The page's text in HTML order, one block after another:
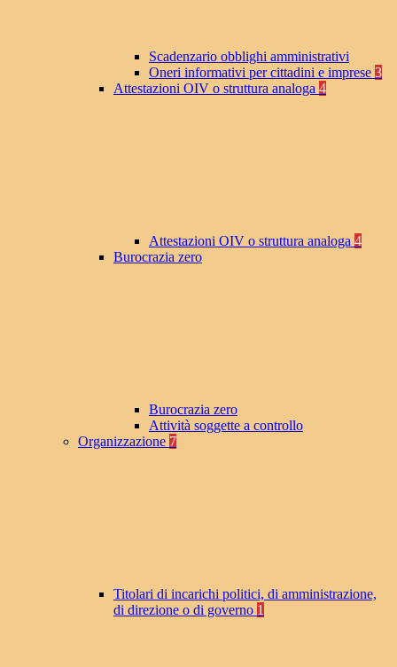
Scadenzario obblighi amministrativi
Oneri informativi per cittadini e imprese 3
Attestazioni OIV o struttura analoga 4
Attestazioni OIV o struttura analoga 4
Burocrazia zero
Burocrazia zero
Attività soggette a controllo
Organizzazione 7
Titolari di incarichi politici, di amministrazione,
di direzione o di governo 1